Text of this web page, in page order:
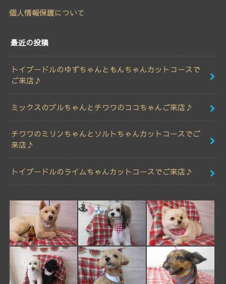
個人情報保護について
最近の投稿
トイプードルのゆずちゃんともんちゃんカットコースで
ご来店♪
ミックスのブルちゃんとチワワのココちゃんご来店♪
チワワのミリンちゃんとソルトちゃんカットコースでご
来店♪
トイプードルのライムちゃんカットコースでご来店♪